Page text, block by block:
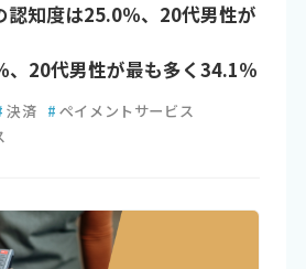
認知度は25.0％、20代男性が
、20代男性が最も多く34.1％
決済 # ペイメントサービス